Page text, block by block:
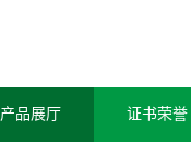
产品展厅 证书荣誉